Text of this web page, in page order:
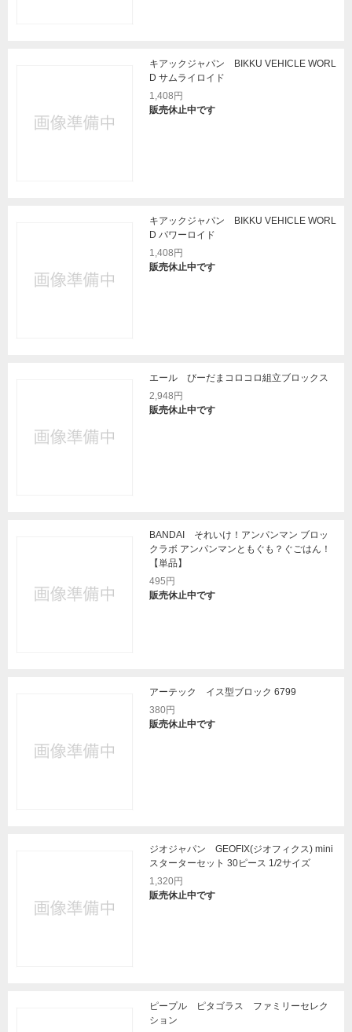
キアックジャパン BIKKU VEHICLE WORL
D サムライロイド
1,408円
販売休止中です
キアックジャパン BIKKU VEHICLE WORL
D パワーロイド
1,408円
販売休止中です
エール びーだまコロコロ組立ブロックス
2,948円
販売休止中です
BANDAI それいけ！アンパンマン ブロッ
クラボ アンパンマンともぐも？ぐごはん！
【単品】
495円
販売休止中です
アーテック イス型ブロック 6799
380円
販売休止中です
ジオジャパン GEOFIX(ジオフィクス) mini
スターターセット 30ピース 1/2サイズ
1,320円
販売休止中です
ピープル ピタゴラス ファミリーセレク
ション